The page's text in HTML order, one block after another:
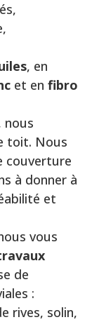
, en
et en fibro
nous
toit. Nous
couverture
à donner à
et
vous
de
:
rives, solin,